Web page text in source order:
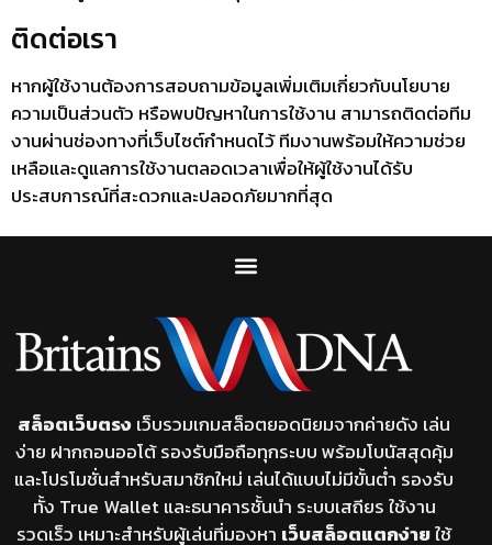
ติดต่อเรา
หากผู้ใช้งานต้องการสอบถามข้อมูลเพิ่มเติมเกี่ยวกับนโยบาย
ความเป็นส่วนตัว หรือพบปัญหาในการใช้งาน สามารถติดต่อทีม
งานผ่านช่องทางที่เว็บไซต์กำหนดไว้ ทีมงานพร้อมให้ความช่วย
เหลือและดูแลการใช้งานตลอดเวลาเพื่อให้ผู้ใช้งานได้รับ
ประสบการณ์ที่สะดวกและปลอดภัยมากที่สุด
สล็อตเว็บตรงเว็บรวมเกมสล็อตยอดนิยมจากค่ายดัง เล่น
ง่าย ฝากถอนออโต้ รองรับมือถือทุกระบบ พร้อมโบนัสสุดคุ้ม
และโปรโมชั่นสำหรับสมาชิกใหม่ เล่นได้แบบไม่มีขั้นต่ำ รองรับ
ทั้ง True Wallet และธนาคารชั้นนำ ระบบเสถียร ใช้งาน
รวดเร็ว เหมาะสำหรับผู้เล่นที่มองหา เว็บสล็อตแตกง่ายใช้